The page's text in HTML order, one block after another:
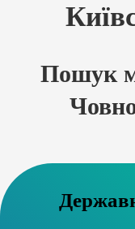
Пошук
Державний